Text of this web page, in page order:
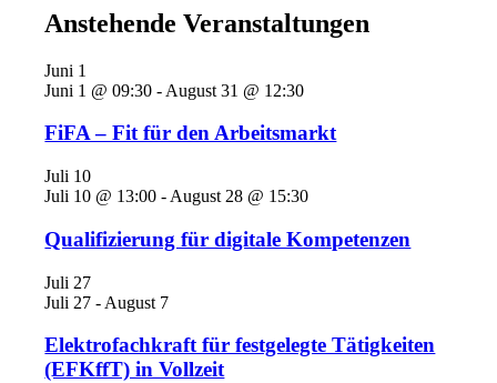
Anstehende Veranstaltungen
Juni 1
Juni 1 @ 09:30 - August 31 @ 12:30
FiFA – Fit für den Arbeitsmarkt
Juli 10
Juli 10 @ 13:00 - August 28 @ 15:30
Qualifizierung für digitale Kompetenzen
Juli 27
Juli 27 - August 7
Elektrofachkraft für festgelegte Tätigkeiten
(EFKffT) in Vollzeit